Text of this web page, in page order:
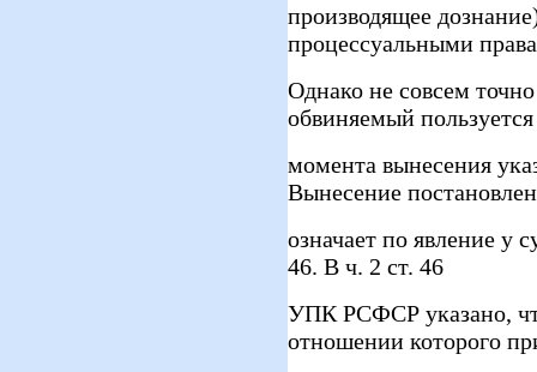
производящее
процессуальными
Однако не совсем
обвиняемый
момента вынесения
Вынесение
означает по явление у
46. В ч. 2 ст. 46
УПК РСФСР указано,
отношении которого